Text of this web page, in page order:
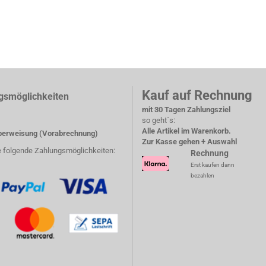
(Vorabrechnung)
folgende Zahlungsmöglichkeiten:
Kauf auf Rechnung
mit 30 Tagen Zahlungsziel
so geht´s:
Alle Artikel im Warenkorb.
Zur Kasse gehen + Auswahl
Rechnung
Erst kaufen dann
bezahlen